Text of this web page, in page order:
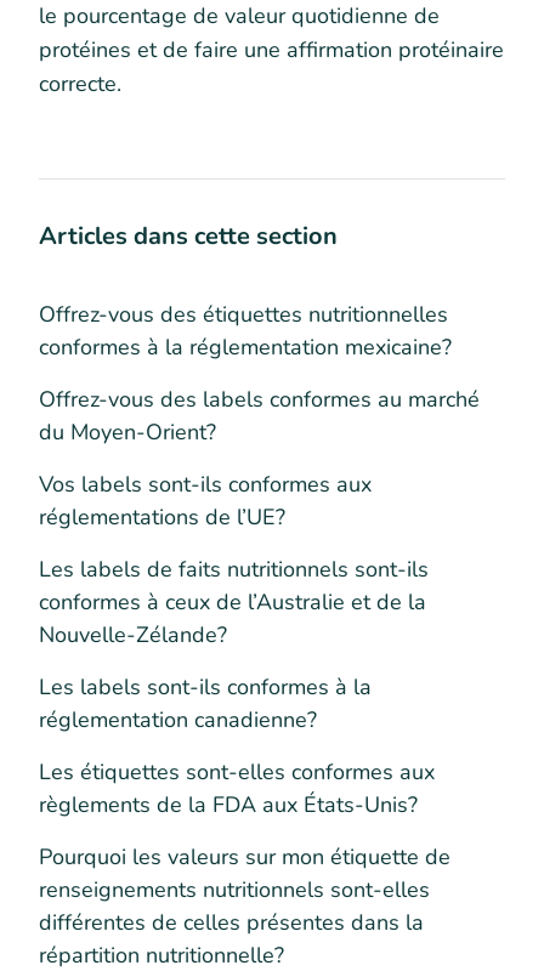
Articles dans cette section
Offrez-vous des étiquettes nutritionnelles
conformes à la réglementation mexicaine?
Offrez-vous des labels conformes au marché
du Moyen-Orient?
Vos labels sont-ils conformes aux
réglementations de l’UE?
Les labels de faits nutritionnels sont-ils
conformes à ceux de l’Australie et de la
Nouvelle-Zélande?
Les labels sont-ils conformes à la
réglementation canadienne?
Les étiquettes sont-elles conformes aux
règlements de la FDA aux États-Unis?
Pourquoi les valeurs sur mon étiquette de
renseignements nutritionnels sont-elles
différentes de celles présentes dans la
répartition nutritionnelle?
le pourcentage de valeur quotidienne de
protéines et de faire une affirmation protéinaire
correcte.